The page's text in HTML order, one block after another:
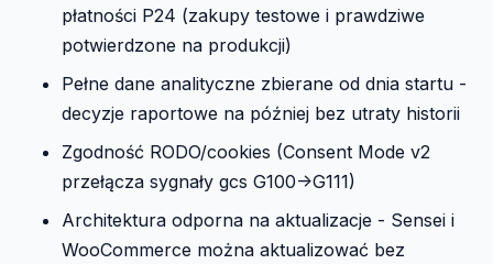
płatności P24 (zakupy testowe i prawdziwe
potwierdzone na produkcji)
Pełne dane analityczne zbierane od dnia startu -
decyzje raportowe na później bez utraty historii
Zgodność RODO/cookies (Consent Mode v2
przełącza sygnały gcs G100->G111)
Architektura odporna na aktualizacje - Sensei i
WooCommerce można aktualizować bez